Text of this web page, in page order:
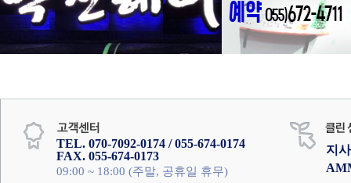
TEL. 070-7092-0174 / 055-674-0174
FAX. 055-674-0173
09:00 ~ 18:00 (주말, 공휴일 휴무)
지